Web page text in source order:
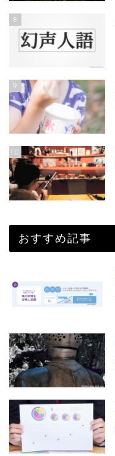
8
9
10
おすすめ記事